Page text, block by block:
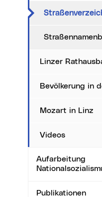
Linzer
Bevölkerung in
Mozart in Linz
Videos
Aufarbeitung
Publikationen